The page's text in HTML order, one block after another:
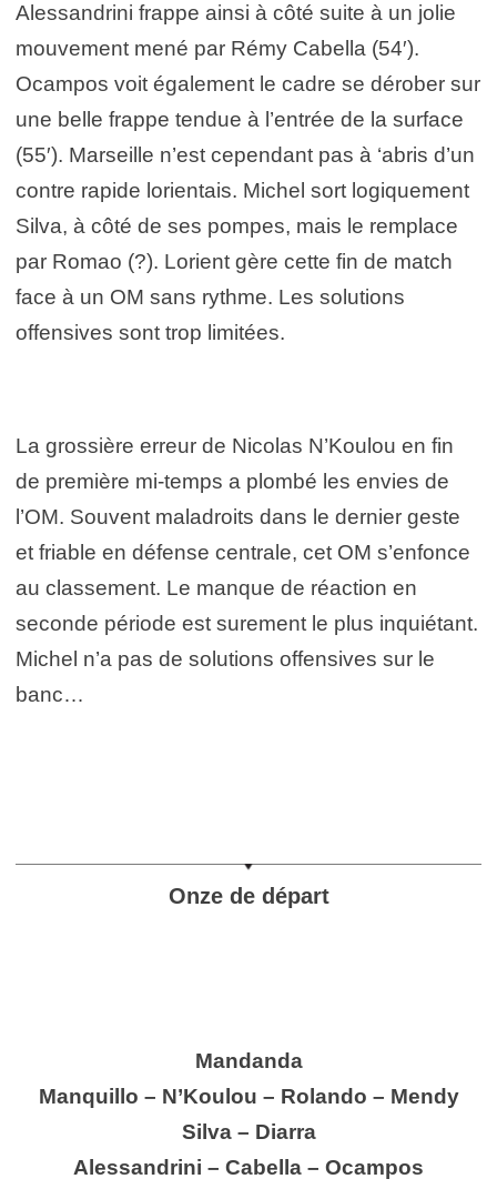
Alessandrini frappe ainsi à côté suite à un jolie
mouvement mené par Rémy Cabella (54′).
Ocampos voit également le cadre se dérober sur
une belle frappe tendue à l’entrée de la surface
(55′). Marseille n’est cependant pas à ‘abris d’un
contre rapide lorientais. Michel sort logiquement
Silva, à côté de ses pompes, mais le remplace
par Romao (?). Lorient gère cette fin de match
face à un OM sans rythme. Les solutions
offensives sont trop limitées.
La grossière erreur de Nicolas N’Koulou en fin
de première mi-temps a plombé les envies de
l’OM. Souvent maladroits dans le dernier geste
et friable en défense centrale, cet OM s’enfonce
au classement. Le manque de réaction en
seconde période est surement le plus inquiétant.
Michel n’a pas de solutions offensives sur le
banc…
Onze de départ
Mandanda
Manquillo – N’Koulou – Rolando – Mendy
Silva – Diarra
Alessandrini – Cabella – Ocampos